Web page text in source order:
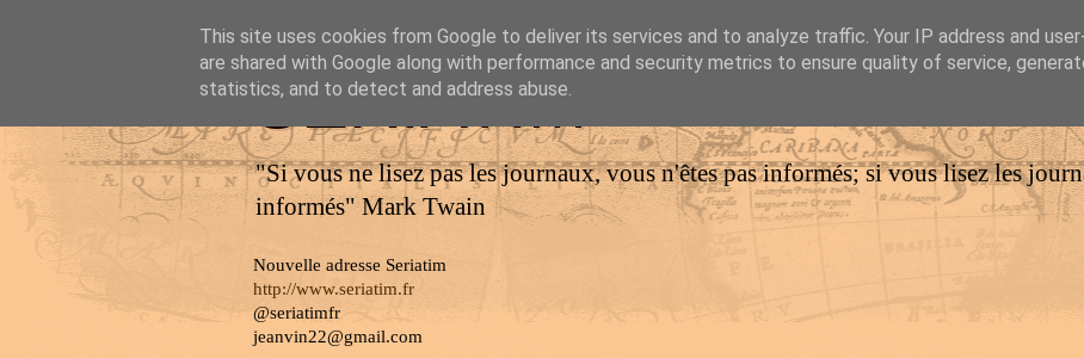
SERIATIM
"Si vous ne lisez pas les journaux, vous n'êtes pas informés; si vous lisez les
informés" Mark Twain
Nouvelle adresse Seriatim
http://www.seriatim.fr
@seriatimfr
jeanvin22@gmail.com
This site uses cookies from Google to deliver its services and to analyze traffic. Your IP address and
are shared with Google along with performance and security metrics to ensure quality of service,
statistics, and to detect and address abuse.